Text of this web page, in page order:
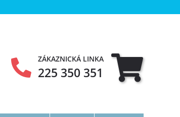
ZÁKAZNICKÁ LINKA
225 350 351